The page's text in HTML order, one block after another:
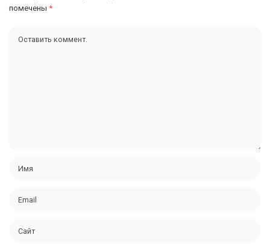
помечены *